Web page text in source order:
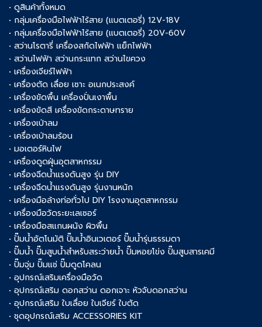
• ดูสินค้าทั้งหมด
• กลุ่มเครื่องมือไฟฟ้าไร้สาย (แบตเตอรี่) 12V-18V
• กลุ่มเครื่องมือไฟฟ้าไร้สาย (แบตเตอรี่) 20V-60V
• สว่านโรตารี่ เครื่องสกัดไฟฟ้า แย็กไฟฟ้า
• สว่านไฟฟ้า สว่านกระแทก สว่านไขควง
• เครื่องเจียร์ไฟฟ้า
• เครื่องตัด เลื่อย เซาะ อเนกประสงค์
• เครื่องขัดพื้น เครื่องปั่นเงาพื้น
• เครื่องขัดสี เครื่องขัดกระดาษทราย
• เครื่องเป่าลม
• เครื่องเป่าลมร้อน
• มอเตอร์หินไฟ
• เครื่องดูดฝุ่นอุตสาหกรรม
• เครื่องฉีดน้ำแรงดันสูง รุ่น DIY
• เครื่องฉีดน้ำแรงดันสูง รุ่นงานหนัก
• เครื่องมือล้างท่อทั่วไป DIY โรงงานอุตสาหกรรม
• เครื่องมือวัดระยะเลเซอร์
• เครื่องมือสแกนผนัง ผิวพื้น
• ปั๊มน้ำอัตโนมัติ ปั๊มน้ำอินเวเตอร์ ปั๊มน้ำรุ่นธรรมดา
• ปั๊มน้ำ ปั๊มสูบน้ำสำหรับสระว่ายน้ำ ปั๊มหอยโข่ง ปั๊มสูบสารเคมี
• ปั๊มจุ่ม ปั๊มแช่ ปั๊มดูดโคลน
• อุปกรณ์เสริมเครื่องมือวัด
• อุปกรณ์เสริม ดอกสว่าน ดอกเจาะ หัวจับดอกสว่าน
• อุปกรณ์เสริม ใบเลื่อย ใบเจียร์ ใบตัด
• ชุดอุปกรณ์เสริม ACCESSORIES KIT